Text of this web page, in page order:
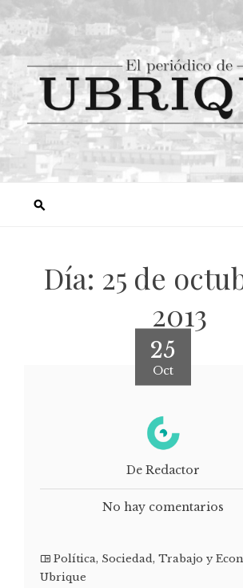
Día: 25 de
2013
25
Oct
De Redactor
No hay comentarios
Política, Sociedad, Trabajo y
Ubrique